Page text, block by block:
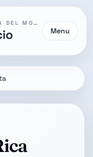
LA STORIA DELLA COPPA DEL MONDO
Menu